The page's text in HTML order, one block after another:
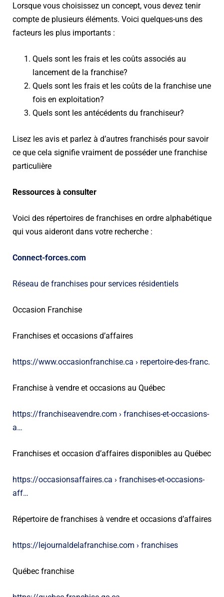
Lorsque vous choisissez un concept, vous devez tenir
compte de plusieurs éléments. Voici quelques-uns des
facteurs les plus importants :
Quels sont les frais et les coûts associés au
lancement de la franchise?
Quels sont les frais et les coûts de la franchise une
fois en exploitation?
Quels sont les antécédents du franchiseur?
Lisez les avis et parlez à d’autres franchisés pour savoir
ce que cela signifie vraiment de posséder une franchise
particulière
Ressources à consulter
Voici des répertoires de franchises en ordre alphabétique
qui vous aideront dans votre recherche :
Connect-forces.com
Réseau de franchises pour services résidentiels
Occasion Franchise
Franchises et occasions d’affaires
https://www.occasionfranchise.ca › repertoire-des-franc.
Franchise à vendre et occasions au Québec
https://franchiseavendre.com › franchises-et-occasions-
a…
Franchises et occasion d’affaires disponibles au Québec
https://occasionsaffaires.ca › franchises-et-occasions-
aff…
Répertoire de franchises à vendre et occasions d’affaires
https://lejournaldelafranchise.com › franchises
Québec franchise